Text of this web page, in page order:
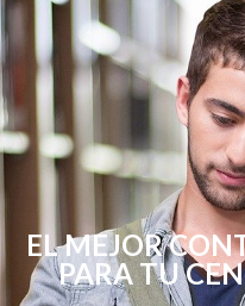
EL MEJOR
PARA TU